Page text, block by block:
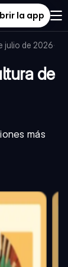
la app
julio de 2026·
de
más